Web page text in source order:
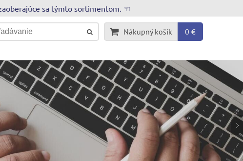
sa týmto sortimentom. ☜
Nákupný košík 0 €